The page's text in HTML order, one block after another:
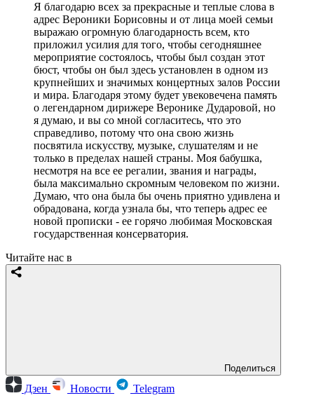
Я благодарю всех за прекрасные и теплые слова в
адрес Вероники Борисовны и от лица моей семьи
выражаю огромную благодарность всем, кто
приложил усилия для того, чтобы сегодняшнее
мероприятие состоялось, чтобы был создан этот
бюст, чтобы он был здесь установлен в одном из
крупнейших и значимых концертных залов России
и мира. Благодаря этому будет увековечена память
о легендарном дирижере Веронике Дударовой, но
я думаю, и вы со мной согласитесь, что это
справедливо, потому что она свою жизнь
посвятила искусству, музыке, слушателям и не
только в пределах нашей страны. Моя бабушка,
несмотря на все ее регалии, звания и награды,
была максимально скромным человеком по жизни.
Думаю, что она была бы очень приятно удивлена и
обрадована, когда узнала бы, что теперь адрес ее
новой прописки - ее горячо любимая Московская
государственная консерватория.
Читайте нас в
Поделиться
Дзен Новости Telegram